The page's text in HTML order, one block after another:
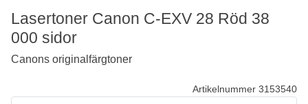
Artikelnummer 3153540
Lasertoner Canon C-EXV 28 Röd 38
000 sidor
Canons originalfärgtoner